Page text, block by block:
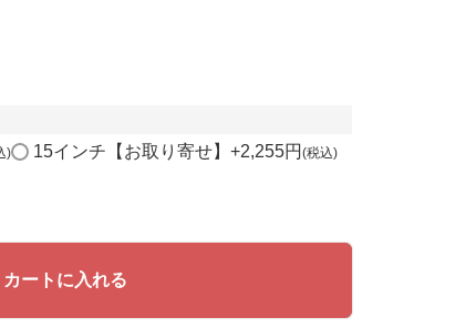
15インチ【お取り寄せ】 +2,255 税込
カートに入れる